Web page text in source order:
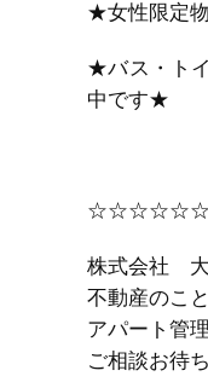
★女性限定
★バス・ト
中です★
株式会社
不動産のこ
アパート管
ご相談お待